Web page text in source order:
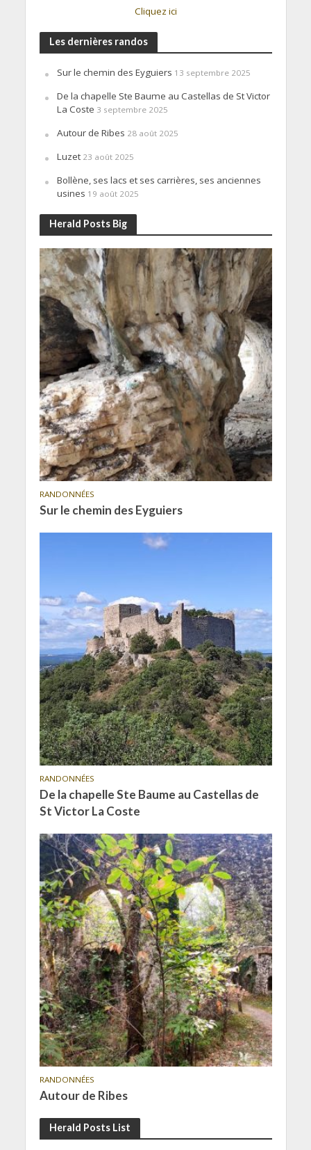
Cliquez ici
Les dernières randos
Sur le chemin des Eyguiers 13 septembre 2025
De la chapelle Ste Baume au Castellas de St Victor
La Coste 3 septembre 2025
Autour de Ribes 28 août 2025
Luzet 23 août 2025
Bollène, ses lacs et ses carrières, ses anciennes
usines 19 août 2025
Herald Posts Big
RANDONNÉES
Sur le chemin des Eyguiers
RANDONNÉES
De la chapelle Ste Baume au Castellas de
St Victor La Coste
RANDONNÉES
Autour de Ribes
Herald Posts List